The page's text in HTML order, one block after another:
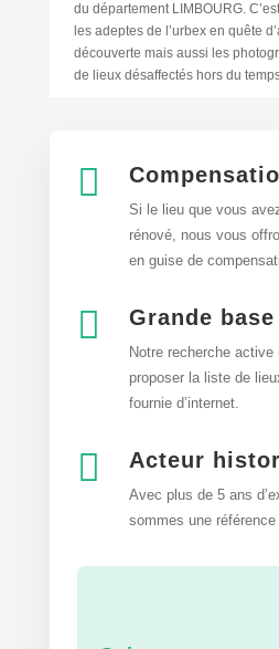
du département LIMBOURG.
les adeptes de l’urbex en quête
découverte mais aussi les
de lieux désaffectés hors du

Si le lieu que vous
rénové, nous vous
en guise de
 Grande
Notre recherche
proposer la liste de
fournie d’internet.
 Acteur
Avec plus de 5 ans
sommes une référence